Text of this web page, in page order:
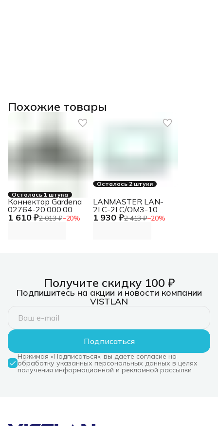
Похожие товары
Осталась 1 штука
1 610 ₽2 013 ₽−20%
Коннектор Gardena
02764-20.000.00
Д.вх.3/4"
Осталось 2 штуки
1 930 ₽2 413 ₽−20%
LANMASTER LAN-
2LC-2LC/OM3-10
Кабель Патч-корд
Получите скидку 100 ₽
Подпишитесь на акции и новости компании
VISTLAN
Подписаться
Нажимая «Подписаться», вы даете согласие на
обработку указанных персональных данных в целях
получения информационной и рекламной рассылки